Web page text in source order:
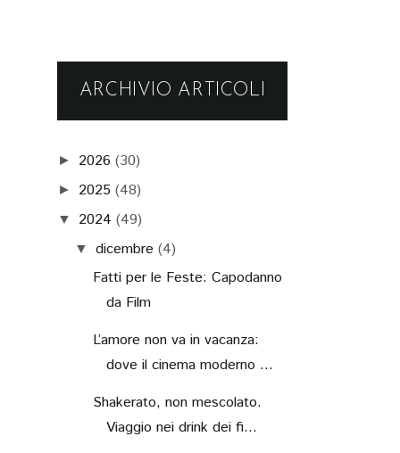
ARCHIVIO ARTICOLI
► 2026 (30)
► 2025 (48)
▼ 2024 (49)
▼ dicembre (4)
Fatti per le Feste: Capodanno
da Film
L’amore non va in vacanza:
dove il cinema moderno ...
Shakerato, non mescolato.
Viaggio nei drink dei fi...